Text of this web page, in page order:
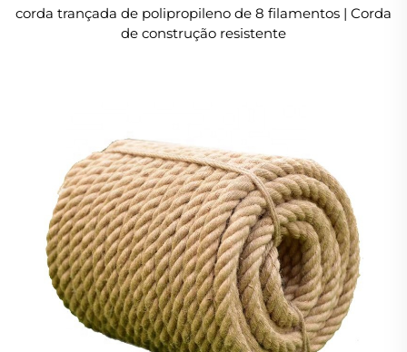
corda trançada de polipropileno de 8 filamentos | Corda
de construção resistente